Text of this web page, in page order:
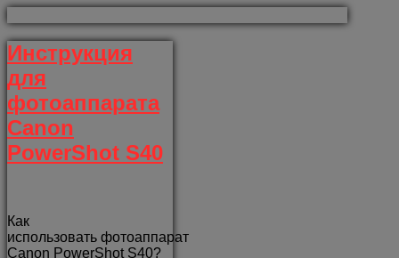
Инструкция
для
фотоаппарата
Canon
PowerShot S40
Как
использовать фотоаппарат
Canon PowerShot S40?